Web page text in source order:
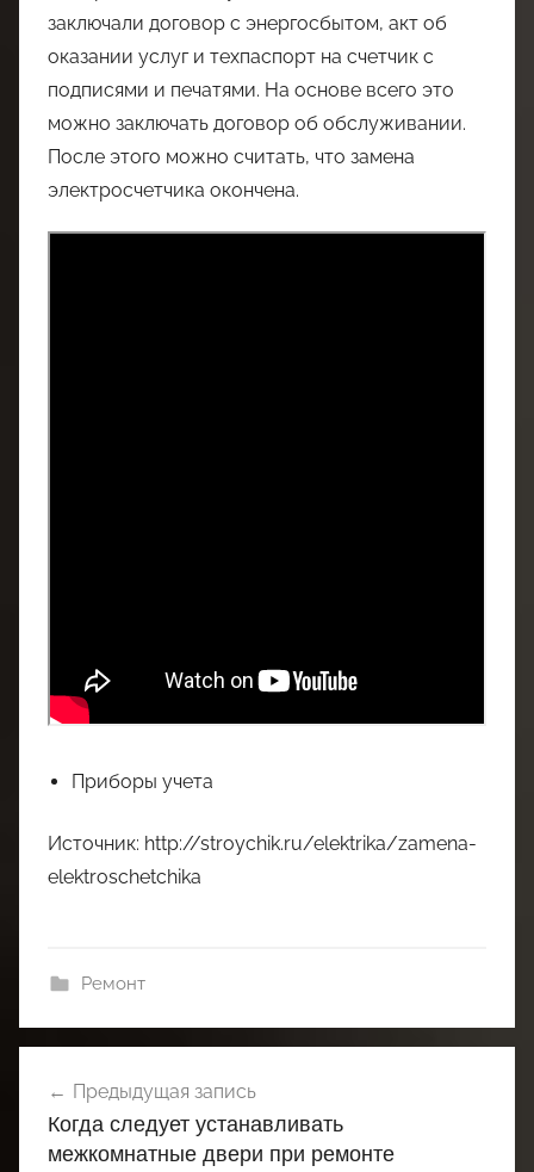
заключали договор с энергосбытом, акт об
оказании услуг и техпаспорт на счетчик с
подписями и печатями. На основе всего это
можно заключать договор об обслуживании.
После этого можно считать, что замена
электросчетчика окончена.
Приборы учета
Источник: http://stroychik.ru/elektrika/zamena-
elektroschetchika
Ремонт
по
записям
Предыдущая запись
Когда следует устанавливать
межкомнатные двери при ремонте